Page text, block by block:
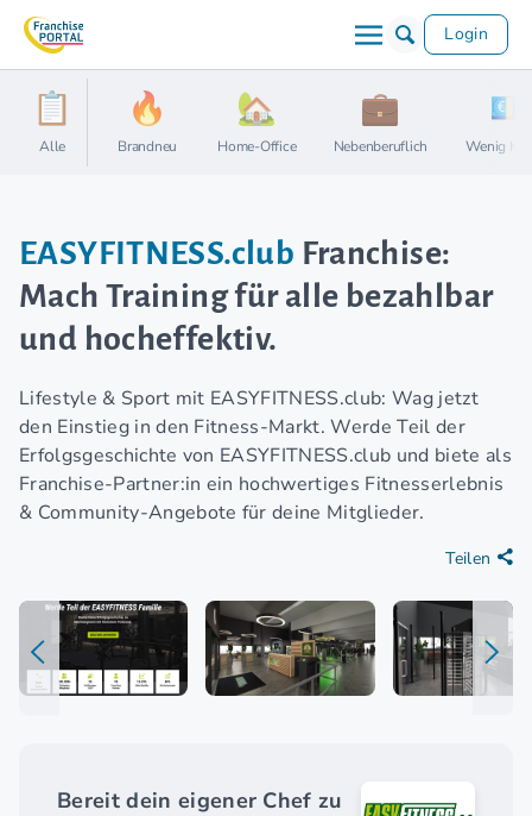
Login
Alle Brandneu Home-Office Nebenberuflich Wenig
EASYFITNESS.club Franchise:
Mach Training für alle bezahlbar
und hocheffektiv.
Lifestyle & Sport mit EASYFITNESS.club: Wag jetzt
den Einstieg in den Fitness-Markt. Werde Teil der
Erfolgsgeschichte von EASYFITNESS.club und biete als
Franchise-Partner:in ein hochwertiges Fitnesserlebnis
& Community-Angebote für deine Mitglieder.
Teilen
Bereit dein eigener Chef zu